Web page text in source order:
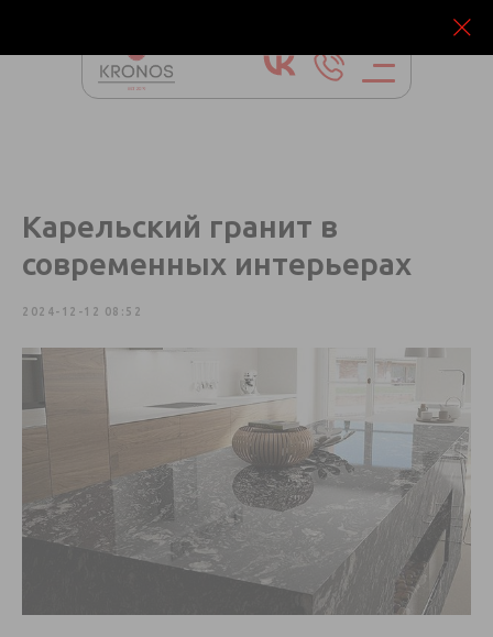
Карельский гранит в
современных интерьерах
2024-12-12 08:52